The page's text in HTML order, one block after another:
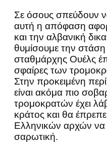
Σε όσους σπεύδουν
αυτή η απόφαση
και την αλβανική
θυμίσουμε την
σταθμάρχης Ουέλς
σφαίρες των
Στην προκειμένη
είναι ακόμα πιο
τρομοκρατών έχει
κράτος και θα
Ελληνικών αρχών να
σαρωτική.